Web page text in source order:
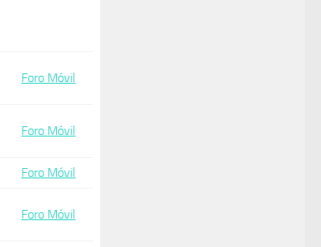
Foro Móvil
Foro Móvil
Foro Móvil
Foro Móvil